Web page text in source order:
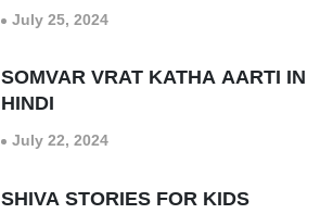
July 25, 2024
SOMVAR VRAT KATHA AARTI IN
HINDI
July 22, 2024
SHIVA STORIES FOR KIDS